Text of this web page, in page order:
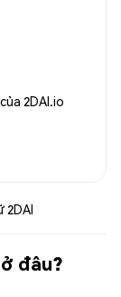
2DAI.io
2DAI
đâu?